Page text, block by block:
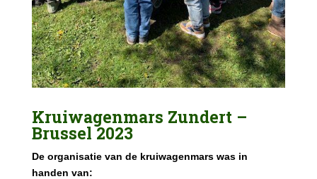
Kruiwagenmars Zundert –
Brussel 2023
De organisatie van de kruiwagenmars was in
handen van: